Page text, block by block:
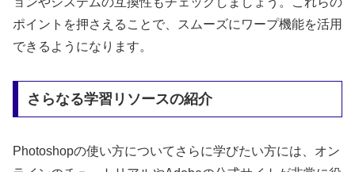
ポイントを押さえることで、スムーズにワープ機能を活用
できるようになります。
さらなる学習リソースの紹介
Photoshopの使い方についてさらに学びたい方には、オン